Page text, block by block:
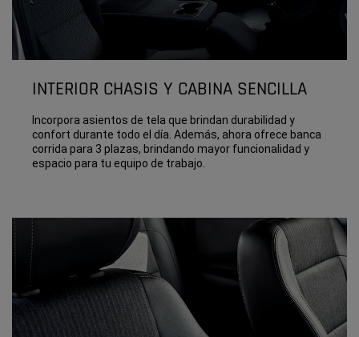
INTERIOR CHASIS Y CABINA SENCILLA
Incorpora asientos de tela que brindan durabilidad y
confort durante todo el día. Además, ahora ofrece banca
corrida para 3 plazas, brindando mayor funcionalidad y
espacio para tu equipo de trabajo.